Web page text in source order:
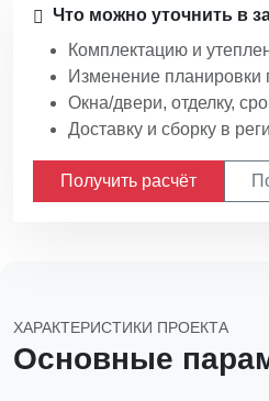
Что можно уточнить в
Комплектацию и
Изменение планировки
Окна/двери, отделку,
Доставку и сборку в
Получить расчёт
ХАРАКТЕРИСТИКИ ПРОЕКТА
Основные